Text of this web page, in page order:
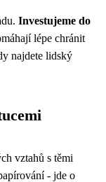
Investujeme do
lépe chránit
najdete lidský
vztahů s těmi
- jde o